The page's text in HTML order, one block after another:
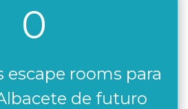
0
escape rooms para
de futuro